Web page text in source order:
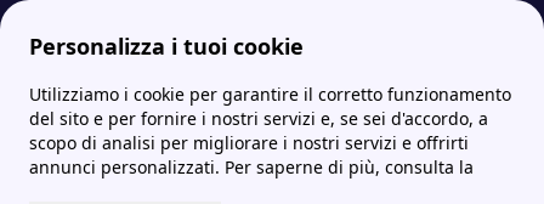
Personalizza i tuoi cookie
Utilizziamo i cookie per garantire il corretto funzionamento
del sito e per fornire i nostri servizi e, se sei d'accordo, a
scopo di analisi per migliorare i nostri servizi e offrirti
annunci personalizzati. Per saperne di più, consulta la
Internet Casa Offerte telefonia per imprese e partite IVA, scopri le migliori Le offerte Vodafone business per partite IVA e aziende del 2023
Le offerte Vodafone